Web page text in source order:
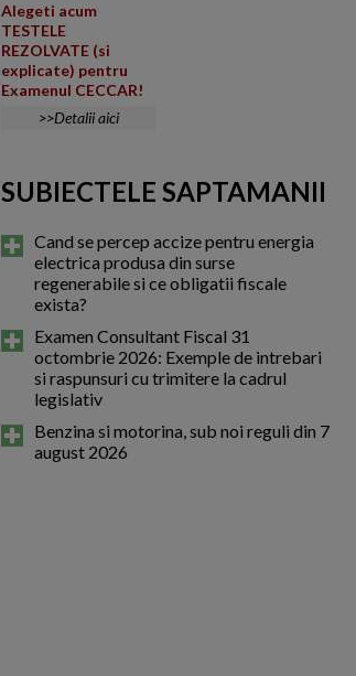
Alegeti acum
TESTELE
REZOLVATE (si
explicate) pentru
Examenul CECCAR!
>>Detalii aici
SUBIECTELE SAPTAMANII
Cand se percep accize pentru energia
electrica produsa din surse
regenerabile si ce obligatii fiscale
exista?
Examen Consultant Fiscal 31
octombrie 2026: Exemple de intrebari
si raspunsuri cu trimitere la cadrul
legislativ
Benzina si motorina, sub noi reguli din 7
august 2026